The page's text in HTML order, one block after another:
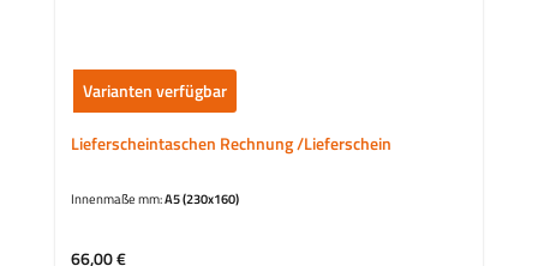
Varianten verfügbar
Lieferscheintaschen Rechnung /Lieferschein
Innenmaße mm:A5 (230x160)
Regulärer Preis:
66,00 €